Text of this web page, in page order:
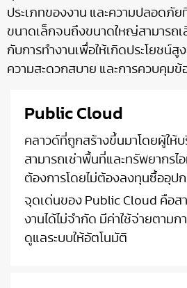
ประเภทของงาน และความปลอดภั
ขนาดเล็กจนถึงขนาดใหญ่สามารถเ
กับการทำงานเพื่อให้เกิดประโยชน์
ความสะดวกสบาย และการควบคุมข้
Public Cloud
คลาวด์ที่ถูกสร้างขึ้นมาโดยผู้ให้บ
สามารถเช่าพื้นที่และทรัพยากรไ
ต้องการโดยไม่ต้องลงทุนซื้ออุป
จุดเด่นของ Public Cloud คือส
งานได้ไม่จำกัด มีค่าใช้จ่ายตามก
ดูแลระบบให้อัตโนมัติ